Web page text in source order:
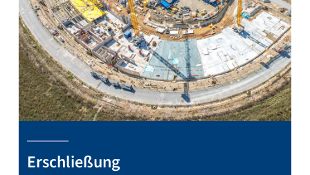
Erschließung